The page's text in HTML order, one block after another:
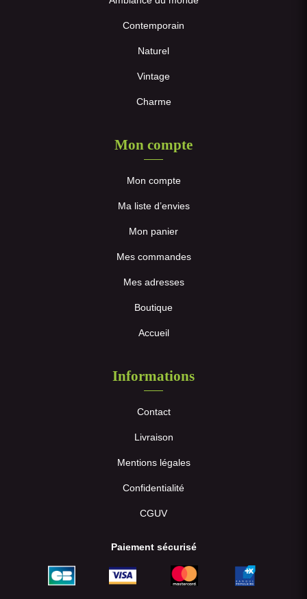
Contemporain
Naturel
Vintage
Charme
Mon compte
Mon compte
Ma liste d’envies
Mon panier
Mes commandes
Mes adresses
Boutique
Accueil
Informations
Contact
Livraison
Mentions légales
Confidentialité
CGUV
Paiement sécurisé